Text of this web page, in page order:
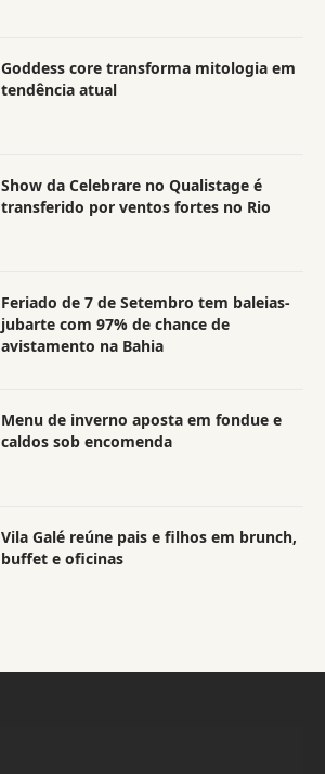
Goddess core transforma mitologia em
tendência atual
Show da Celebrare no Qualistage é
transferido por ventos fortes no Rio
Feriado de 7 de Setembro tem baleias-
jubarte com 97% de chance de
avistamento na Bahia
Menu de inverno aposta em fondue e
caldos sob encomenda
Vila Galé reúne pais e filhos em brunch,
buffet e oficinas